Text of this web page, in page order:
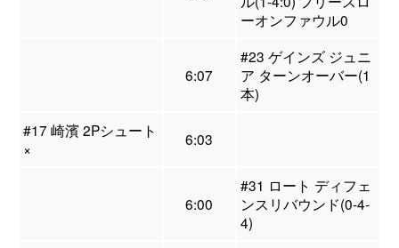
ーオンファウル0
6:07
#23 ゲインズ ジュニ
ア ターンオーバー(1
本)
#17 崎濱 2Pシュート
×
6:03
6:00
#31 ロート ディフェ
ンスリバウンド(0-4-
4)